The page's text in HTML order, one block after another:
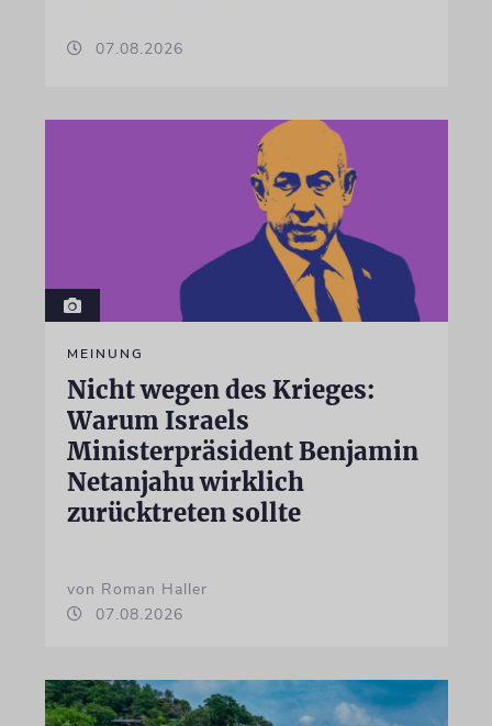
07.08.2026
MEINUNG
Nicht wegen des Krieges:
Warum Israels
Ministerpräsident Benjamin
Netanjahu wirklich
zurücktreten sollte
von Roman Haller
07.08.2026